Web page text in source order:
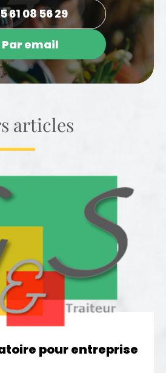
61 08 56 29
Par email
articles
pour entreprise